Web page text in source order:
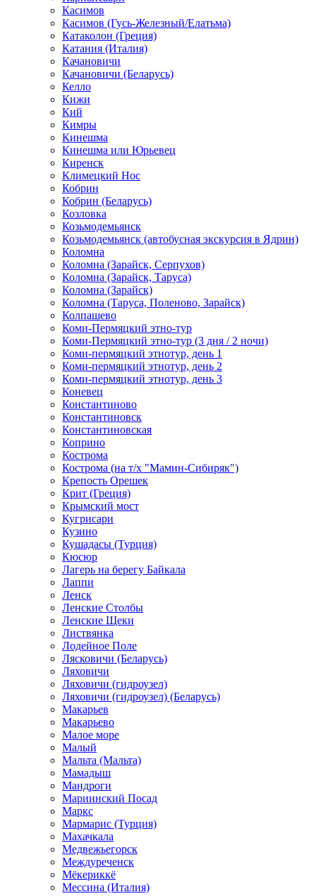
Касимов
Касимов (Гусь-Железный/Елатьма)
Катаколон (Греция)
Катания (Италия)
Качановичи
Качановичи (Беларусь)
Келло
Кижи
Кий
Кимры
Кинешма
Кинешма или Юрьевец
Киренск
Климецкий Нос
Кобрин
Кобрин (Беларусь)
Козловка
Козьмодемьянск
Козьмодемьянск (автобусная экскурсия в Ядрин)
Коломна
Коломна (Зарайск, Серпухов)
Коломна (Зарайск, Таруса)
Коломна (Зарайск)
Коломна (Таруса, Поленово, Зарайск)
Колпашево
Коми-Пермяцкий этно-тур
Коми-Пермяцкий этно-тур (3 дня / 2 ночи)
Коми-пермяцкий этнотур, день 1
Коми-пермяцкий этнотур, день 2
Коми-пермяцкий этнотур, день 3
Коневец
Константиново
Константиновск
Константиновская
Коприно
Кострома
Кострома (на т/х "Мамин-Сибиряк")
Крепость Орешек
Крит (Греция)
Крымский мост
Кугрисари
Кузино
Кушадасы (Турция)
Кюсюр
Лагерь на берегу Байкала
Лаппи
Ленск
Ленские Столбы
Ленские Щеки
Листвянка
Лодейное Поле
Лясковичи (Беларусь)
Ляховичи
Ляховичи (гидроузел)
Ляховичи (гидроузел) (Беларусь)
Макарьев
Макарьево
Малое море
Малый
Мальта (Мальта)
Мамадыш
Мандроги
Мариинский Посад
Маркс
Мармарис (Турция)
Махачкала
Медвежьегорск
Междуреченск
Мёкериккё
Мессина (Италия)